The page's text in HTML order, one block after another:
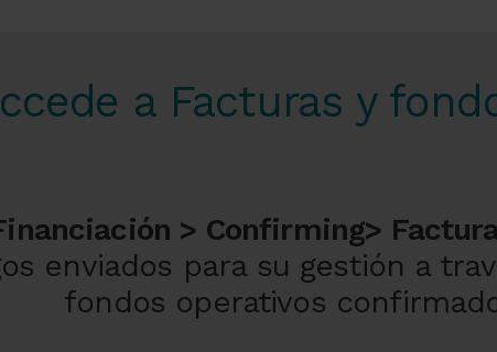
a Facturas y
> Confirming>
enviados para su gestión a
fondos operativos